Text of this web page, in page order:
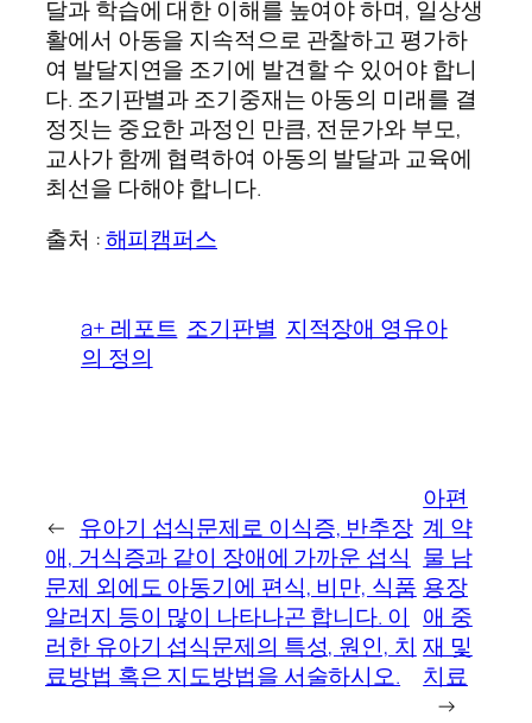
달과 학습에 대한 이해를 높여야 하며, 일상생
활에서 아동을 지속적으로 관찰하고 평가하
여 발달지연을 조기에 발견할 수 있어야 합니
다. 조기판별과 조기중재는 아동의 미래를 결
정짓는 중요한 과정인 만큼, 전문가와 부모,
교사가 함께 협력하여 아동의 발달과 교육에
최선을 다해야 합니다.
출처 :해피캠퍼스
a+ 레포트 조기판별 지적장애 영유아
의 정의
← 유아기 섭식문제로 이식증, 반추장
애, 거식증과 같이 장애에 가까운 섭식
문제 외에도 아동기에 편식, 비만, 식품
알러지 등이 많이 나타나곤 합니다. 이
러한 유아기 섭식문제의 특성, 원인, 치
료방법 혹은 지도방법을 서술하시오.
아편
계 약
물 남
용장
애 중
재 및
치료
→